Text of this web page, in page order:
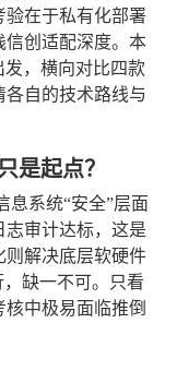
验在于私有化部署
信创适配深度。本
，横向对比四款
各自的技术路线与
是起点？
息系统“安全”层面
志审计达标，这是
则解决底层软硬件
缺一不可。只看
中极易面临推倒